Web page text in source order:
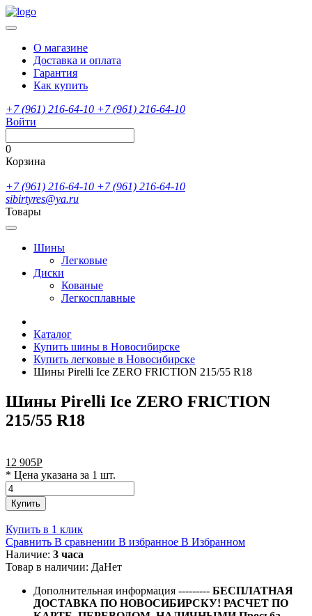
О магазине
Доставка и оплата
Гарантия
Как купить
+7 (961) 216-64-10 +7 (961) 216-64-10
Войти
0
Корзина
+7 (961) 216-64-10 +7 (961) 216-64-10
sibirtyres@ya.ru
Товары
Шины
Легковые
Диски
Кованые
Легкосплавные
Каталог
Купить шины в Новосибирске
Купить легковые в Новосибирске
Шины Pirelli Ice ZERO FRICTION 215/55 R18
Шины Pirelli Ice ZERO FRICTION
215/55 R18
12 905Р
* Цена указана за 1 шт.
Купить
Купить в 1 клик
Сравнить В сравнении В избранное В Избранном
Наличие: 3 часа
Товар в наличии: ДаНет
Дополнительная информация --------- БЕСПЛАТНАЯ
ДОСТАВКА ПО НОВОСИБИРСКУ! РАСЧЕТ ПО